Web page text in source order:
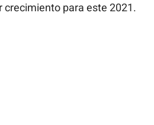
crecimiento para este 2021.